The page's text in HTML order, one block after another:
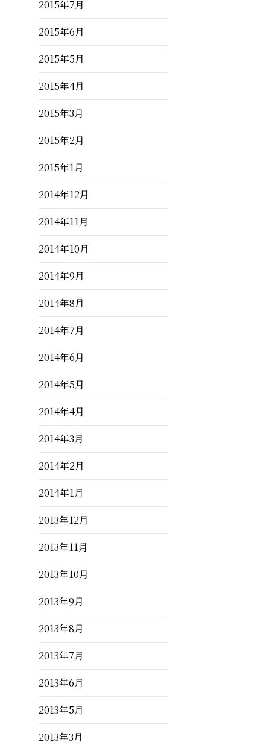
2015年7月
2015年6月
2015年5月
2015年4月
2015年3月
2015年2月
2015年1月
2014年12月
2014年11月
2014年10月
2014年9月
2014年8月
2014年7月
2014年6月
2014年5月
2014年4月
2014年3月
2014年2月
2014年1月
2013年12月
2013年11月
2013年10月
2013年9月
2013年8月
2013年7月
2013年6月
2013年5月
2013年3月